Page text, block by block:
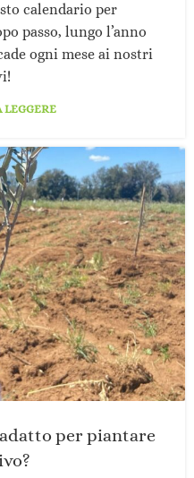
calendario per
passo, lungo l’anno
ogni mese ai nostri
per piantare